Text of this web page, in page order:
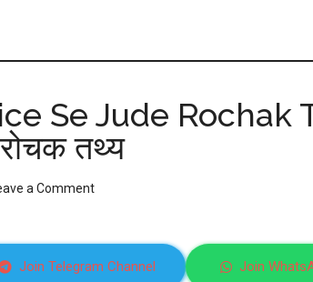
Se Jude Rochak
तथ्य
a Comment
Join Telegram Channel Join